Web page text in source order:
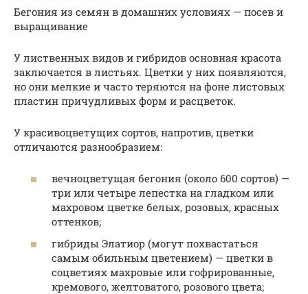
Бегония из семян в домашних условиях — посев и
выращивание
У лиственных видов и гибридов основная красота
заключается в листьях. Цветки у них появляются,
но они мелкие и часто теряются на фоне листовых
пластин причудливых форм и расцветок.
У красивоцветущих сортов, напротив, цветки
отличаются разнообразием:
вечноцветущая бегония (около 600 сортов) —
три или четыре лепестка на гладком или
махровом цветке белых, розовых, красных
оттенков;
гибриды Элатиор (могут похвастаться
самым обильным цветением) — цветки в
соцветиях махровые или гофрированные,
кремового, желтоватого, розового цвета;